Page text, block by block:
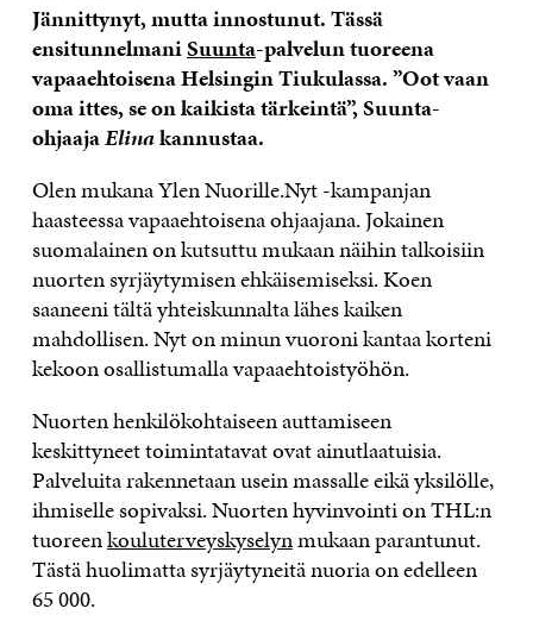
Jännittynyt, mutta innostunut. Tässä
ensitunnelmaniSuunta-palvelun tuoreena
vapaaehtoisena Helsingin Tiukulassa. ”Oot vaan
oma ittes, se on kaikista tärkeintä”, Suunta-
ohjaajaElinakannustaa.
Olen mukana Ylen Nuorille.Nyt -kampanjan
haasteessa vapaaehtoisena ohjaajana. Jokainen
suomalainen on kutsuttu mukaan näihin talkoisiin
nuorten syrjäytymisen ehkäisemiseksi. Koen
saaneeni tältä yhteiskunnalta lähes kaiken
mahdollisen. Nyt on minun vuoroni kantaa korteni
kekoon osallistumalla vapaaehtoistyöhön.
Nuorten henkilökohtaiseen auttamiseen
keskittyneet toimintatavat ovat ainutlaatuisia.
Palveluita rakennetaan usein massalle eikä yksilölle,
ihmiselle sopivaksi. Nuorten hyvinvointi on THL:n
tuoreenkouluterveyskyselynmukaan parantunut.
Tästä huolimatta syrjäytyneitä nuoria on edelleen
65 000.